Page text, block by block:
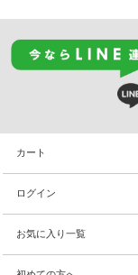
カート
ログイン
お気に入り一覧